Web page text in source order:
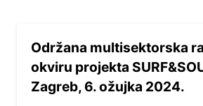
Održana multisektorska
okviru projekta
Zagreb, 6. ožujka 2024.